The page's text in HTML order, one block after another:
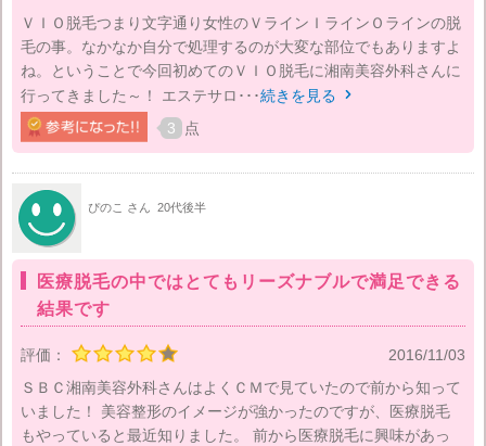
ＶＩＯ脱毛つまり文字通り女性のＶラインＩラインＯラインの脱
毛の事。なかなか自分で処理するのが大変な部位でもありますよ
ね。ということで今回初めてのＶＩＯ脱毛に湘南美容外科さんに
行ってきました～！ エステサロ･･･続きを見る 
3 点
ぴのこ さん 20代後半
医療脱毛の中ではとてもリーズナブルで満足できる
結果です
評価：
2016/11/03
ＳＢＣ湘南美容外科さんはよくＣＭで見ていたので前から知って
いました！ 美容整形のイメージが強かったのですが、医療脱毛
もやっていると最近知りました。 前から医療脱毛に興味があっ